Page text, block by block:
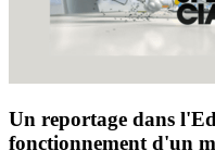
Un reportage dans
fonctionnement d'un